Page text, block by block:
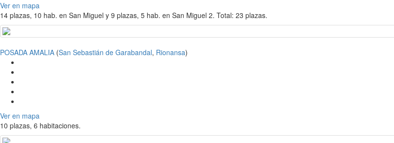
Ver en mapa
14 plazas, 10 hab. en San Miguel y 9 plazas, 5 hab. en San Miguel 2. Total: 23 plazas.
POSADA AMALIA (San Sebastián de Garabandal, Rionansa)
Ver en mapa
10 plazas, 6 habitaciones.